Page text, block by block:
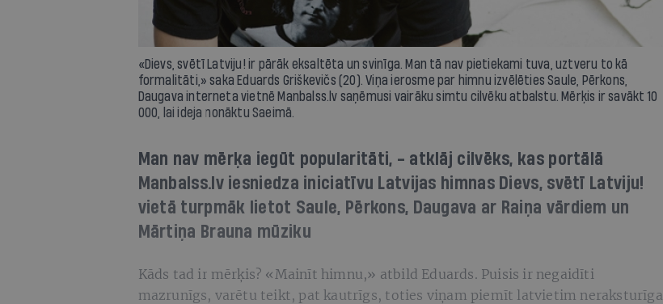
«Dievs, svētī Latviju! ir pārāk eksaltēta un svinīga. Man tā nav pietiekami tuva, uztveru to kā
formalitāti,» saka Eduards Griškevičs (20). Viņa ierosme par himnu izvēlēties Saule, Pērkons,
Daugava interneta vietnē Manbalss.lv saņēmusi vairāku simtu cilvēku atbalstu. Mērķis ir savākt 10
000, lai ideja nonāktu Saeimā.
Man nav mērķa iegūt popularitāti, - atklāj cilvēks, kas portālā
Manbalss.lv iesniedza iniciatīvu Latvijas himnas Dievs, svētī Latviju!
vietā turpmāk lietot Saule, Pērkons, Daugava ar Raiņa vārdiem un
Mārtiņa Brauna mūziku
Kāds tad ir mērķis? «Mainīt himnu,» atbild Eduards. Puisis ir negaidīti
mazrunīgs, varētu teikt, pat kautrīgs, toties viņam piemīt latvietim neraksturīga